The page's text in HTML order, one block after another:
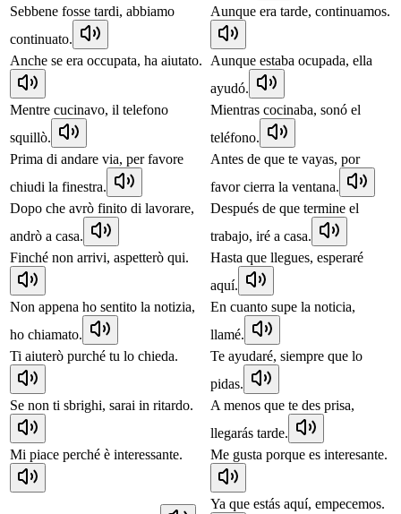
Sebbene fosse tardi, abbiamo
continuato.
Aunque era tarde, continuamos.
Anche se era occupata, ha aiutato.
Aunque estaba ocupada, ella
ayudó.
Mentre cucinavo, il telefono
squillò.
Mientras cocinaba, sonó el
teléfono.
Prima di andare via, per favore
chiudi la finestra.
Antes de que te vayas, por
favor cierra la ventana.
Dopo che avrò finito di lavorare,
andrò a casa.
Después de que termine el
trabajo, iré a casa.
Finché non arrivi, aspetterò qui.
Hasta que llegues, esperaré
aquí.
Non appena ho sentito la notizia,
ho chiamato.
En cuanto supe la noticia,
llamé.
Ti aiuterò purché tu lo chieda.
Te ayudaré, siempre que lo
pidas.
Se non ti sbrighi, sarai in ritardo.
A menos que te des prisa,
llegarás tarde.
Mi piace perché è interessante.
Me gusta porque es interesante.
Ya que estás aquí, empecemos.